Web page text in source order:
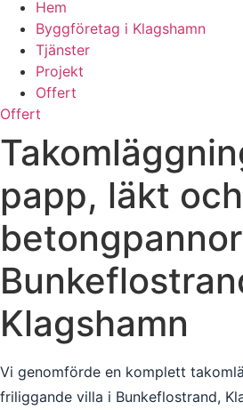
Hem
Byggföretag i Klagshamn
Tjänster
Projekt
Offert
Offert
papp, läkt och
Klagshamn
Vi genomförde en komplett
friliggande villa i Bunkeflostrand,